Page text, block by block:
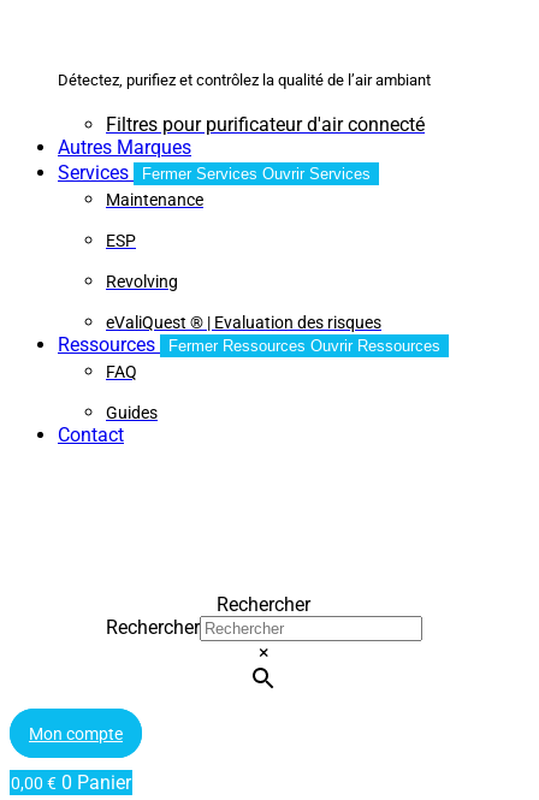
Détectez, purifiez et contrôlez la qualité de l’air ambiant
Filtres pour purificateur d'air connecté
Autres Marques
Services
Fermer Services Ouvrir Services
Maintenance
ESP
Revolving
eValiQuest ® | Evaluation des risques
Ressources Fermer Ressources Ouvrir Ressources
FAQ
Guides
Contact
Rechercher
Rechercher
×
Mon compte
0,00 € 0 Panier